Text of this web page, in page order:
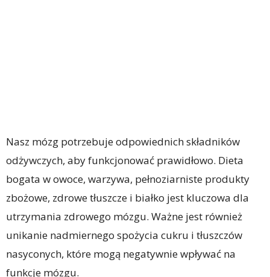
Nasz mózg potrzebuje odpowiednich składników
odżywczych, aby funkcjonować prawidłowo. Dieta
bogata w owoce, warzywa, pełnoziarniste produkty
zbożowe, zdrowe tłuszcze i białko jest kluczowa dla
utrzymania zdrowego mózgu. Ważne jest również
unikanie nadmiernego spożycia cukru i tłuszczów
nasyconych, które mogą negatywnie wpływać na
funkcje mózgu.